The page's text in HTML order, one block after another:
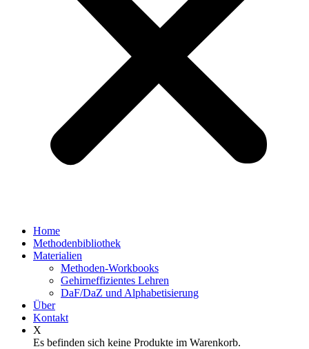
Home
Methodenbibliothek
Materialien
Methoden-Workbooks
Gehirneffizientes Lehren
DaF/DaZ und Alphabetisierung
Über
Kontakt
X
Es befinden sich keine Produkte im Warenkorb.